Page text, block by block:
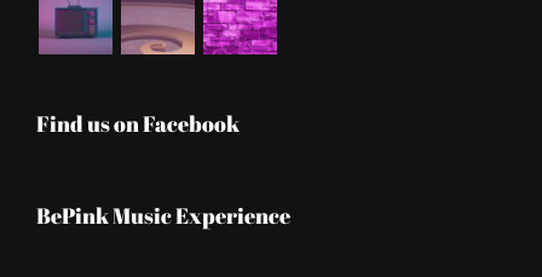
Find us on Facebook
BePink Music Experience